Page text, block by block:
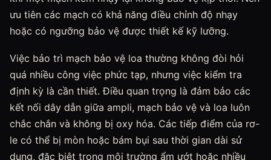
ưu tiên các mạch có khả năng điều chỉnh độ nhạy
hoặc có ngưỡng bảo vệ được thiết kế kỹ lưỡng.
Việc bảo trì mạch bảo vệ loa thường không đòi hỏi
quá nhiều công việc phức tạp, nhưng việc kiểm tra
định kỳ là cần thiết. Điều quan trọng là đảm bảo các
kết nối dây dẫn giữa ampli, mạch bảo vệ và loa luôn
chắc chắn và không bị oxy hóa. Các tiếp điểm của rơ-
le có thể bị mòn hoặc bám bụi sau thời gian dài sử
dụng, đặc biệt trong môi trường ẩm ướt hoặc nhiều